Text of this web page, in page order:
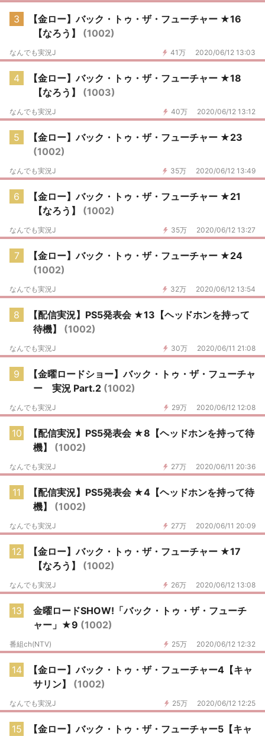
3
【金ロー】バック・トゥ・ザ・フューチャー ★16
【なろう】 (1002)
41万 2020/06/12 13:03
なんでも実況J
4
【金ロー】バック・トゥ・ザ・フューチャー ★18
【なろう】 (1003)
40万 2020/06/12 13:12
なんでも実況J
5
【金ロー】バック・トゥ・ザ・フューチャー ★23
(1002)
35万 2020/06/12 13:49
なんでも実況J
6
【金ロー】バック・トゥ・ザ・フューチャー ★21
【なろう】 (1002)
35万 2020/06/12 13:27
なんでも実況J
7
【金ロー】バック・トゥ・ザ・フューチャー ★24
(1002)
32万 2020/06/12 13:54
なんでも実況J
8
【配信実況】PS5発表会 ★13【ヘッドホンを持って
待機】 (1002)
30万 2020/06/11 21:08
なんでも実況J
9
【金曜ロードショー】バック・トゥ・ザ・フューチャ
ー 実況 Part.2 (1002)
29万 2020/06/12 12:08
なんでも実況J
10
【配信実況】PS5発表会 ★8【ヘッドホンを持って待
機】 (1002)
27万 2020/06/11 20:36
なんでも実況J
11
【配信実況】PS5発表会 ★4【ヘッドホンを持って待
機】 (1002)
27万 2020/06/11 20:09
なんでも実況J
12
【金ロー】バック・トゥ・ザ・フューチャー ★17
【なろう】 (1002)
26万 2020/06/12 13:08
なんでも実況J
13
金曜ロードSHOW!「バック・トゥ・ザ・フューチ
ャー」★9 (1002)
25万 2020/06/12 12:32
番組ch(NTV)
14
【金ロー】バック・トゥ・ザ・フューチャー4【キャ
サリン】 (1002)
25万 2020/06/12 12:25
なんでも実況J
15
【金ロー】バック・トゥ・ザ・フューチャー5【キャ